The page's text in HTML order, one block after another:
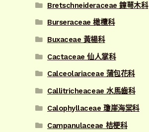
Bretschneideraceae 鐘萼木科
Burseraceae 橄欖科
Buxaceae 黃楊科
Cactaceae 仙人掌科
Calceolariaceae 蒲包花科
Callitricheaceae 水馬齒科
Calophyllaceae 瓊崖海棠科
Campanulaceae 桔梗科